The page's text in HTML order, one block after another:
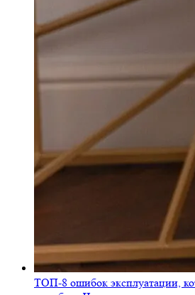
ТОП-8 ошибок эксплуатации,